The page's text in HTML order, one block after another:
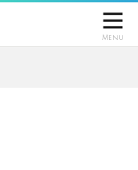

Menu